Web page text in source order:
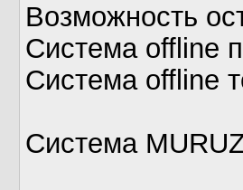
Возможность
Система offline
Система offline
Система